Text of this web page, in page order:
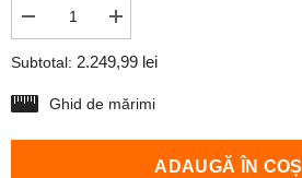
Reduceți
cantitatea
pentru
Rochie
Mireasă
cu
Creșteți
cantitatea
pentru
Rochie
Mireasă
cu
Subtotal: 2.249,99 lei
Ghid de mărimi
ADAUGĂ ÎN COȘ